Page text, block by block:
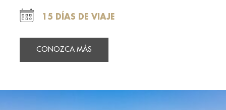
15 DÍAS DE VIAJE
CONOZCA MÁS